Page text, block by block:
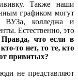
Также наши
графиком могут
ВУЗа, колледжа и
Естественно, это
Правда, что если в
то нет, то те, кто
привитых?
не представляют